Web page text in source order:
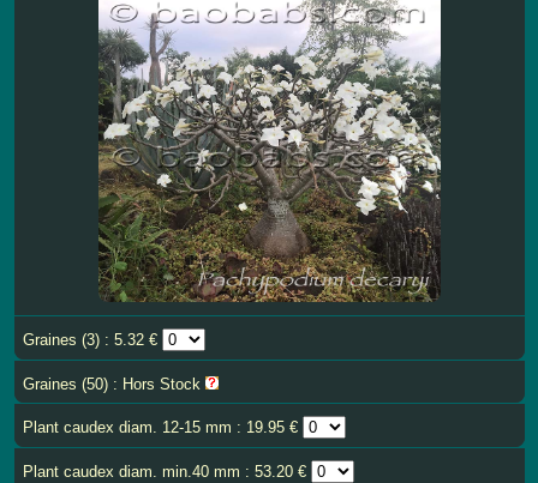
Graines (3) : 5.32 €
Graines (50) : Hors Stock
Plant caudex diam. 12-15 mm : 19.95 €
Plant caudex diam. min.40 mm : 53.20 €